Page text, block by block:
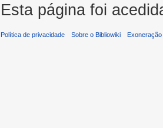
Esta página foi
Política de privacidade Sobre o Bibliowiki